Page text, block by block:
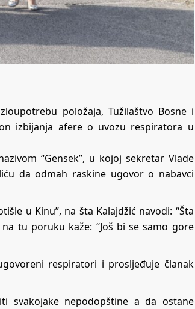
položaja, Tužilaštvo Bosne i
izbijanja afere o uvozu respiratora u
“Gensek”, u kojoj sekretar Vlade
da odmah raskine ugovor o nabavci
u Kinu”, na šta Kalajdžić navodi: “Šta
tu poruku kaže: “Još bi se samo gore
respiratori i prosljeđuje članak
svakojake nepodopštine a da ostane